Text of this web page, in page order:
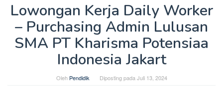
Lowongan Kerja Daily Worker
– Purchasing Admin Lulusan
SMA PT Kharisma Potensiaa
Indonesia Jakart
Oleh Pendidik Diposting pada Juli 13, 2024